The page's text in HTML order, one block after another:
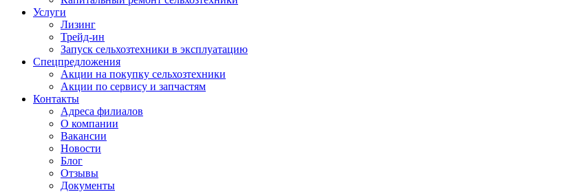
Услуги
Лизинг
Трейд-ин
Запуск сельхозтехники в эксплуатацию
Спецпредложения
Акции на покупку сельхозтехники
Акции по сервису и запчастям
Контакты
Адреса филиалов
О компании
Вакансии
Новости
Блог
Отзывы
Документы